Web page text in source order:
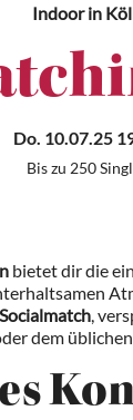
Indoorin
Do. 10.07.25
Bis zu 250
bietet dir die
Socialmatch,
dem